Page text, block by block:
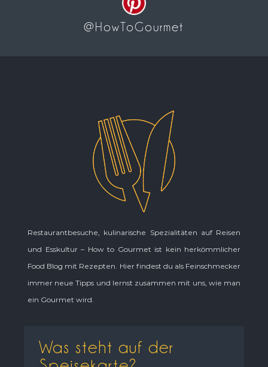
@HowToGourmet
Restaurantbesuche, kulinarische Spezialitäten auf Reisen
und Esskultur – How to Gourmet ist kein herkömmlicher
Food Blog mit Rezepten. Hier findest du als Feinschmecker
immer neue Tipps und lernst zusammen mit uns, wie man
ein Gourmet wird.
Was steht auf der